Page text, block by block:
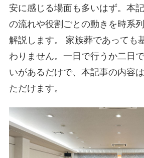
安に感じる場面も多いはず。本
の流れや役割ごとの動きを時系
解説します。 家族葬であっても
わりません。一日で行うか二日
いがあるだけで、本記事の内容
ただけます。